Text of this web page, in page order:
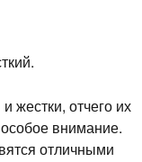
жестки, отчего их
внимание.
отличными